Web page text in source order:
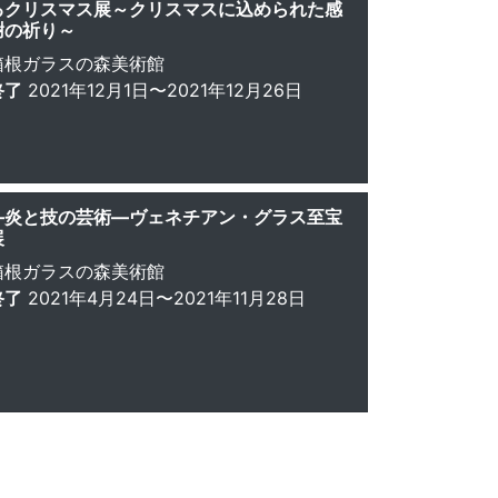
クリスマス展～クリスマスに込められた感
の祈り～
根ガラスの森美術館
了 2021年12月1日〜2021年12月26日
と技の芸術—ヴェネチアン・グラス至宝
根ガラスの森美術館
了 2021年4月24日〜2021年11月28日